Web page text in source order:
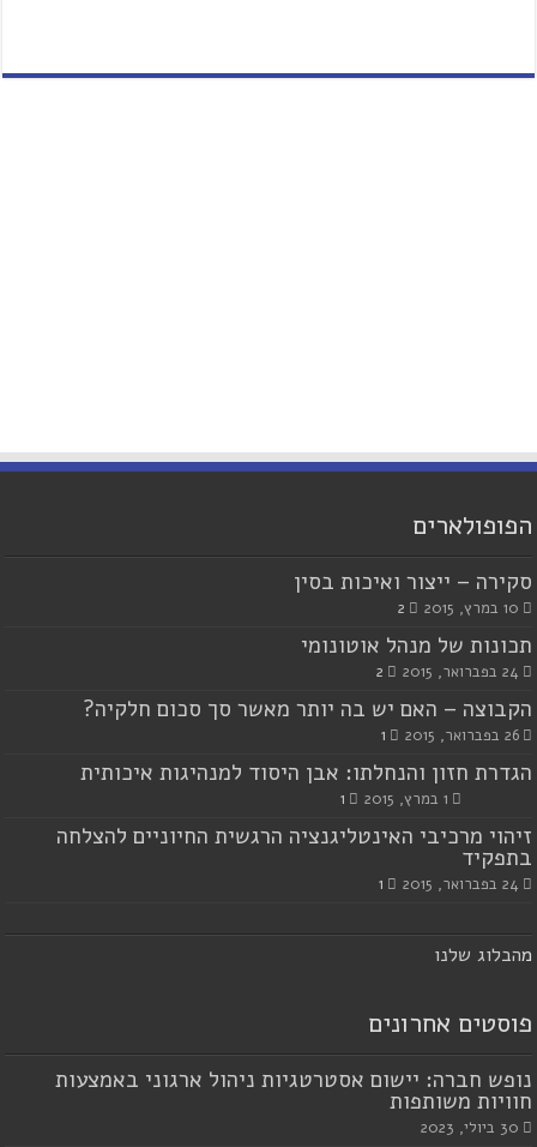
הפופולארים
סקירה – ייצור ואיכות בסין
10 במרץ, 2015 2
תכונות של מנהל אוטונומי
24 בפברואר, 2015 2
הקבוצה – האם יש בה יותר מאשר סך סכום חלקיה?
26 בפברואר, 2015 1
הגדרת חזון והנחלתו: אבן היסוד למנהיגות איכותית
1 במרץ, 2015 1
זיהוי מרכיבי האינטליגנציה הרגשית החיוניים להצלחה
בתפקיד
24 בפברואר, 2015 1
מהבלוג שלנו
פוסטים אחרונים
נופש חברה: יישום אסטרטגיות ניהול ארגוני באמצעות
חוויות משותפות
30 ביולי, 2023